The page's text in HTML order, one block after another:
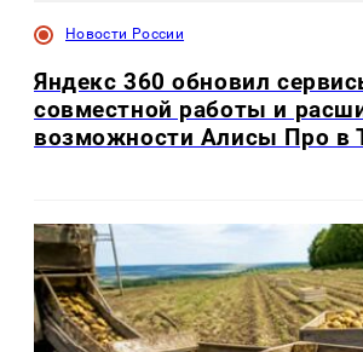
Новости России
Яндекс 360 обновил
совместной работы и
возможности Алисы Про в